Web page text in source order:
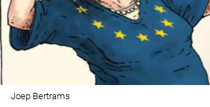
Joep Bertrams